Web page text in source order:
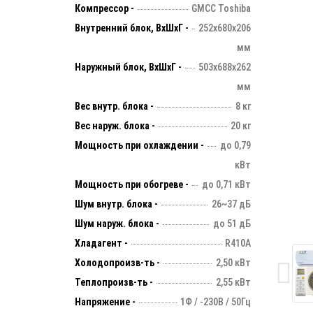
Компрессор -
GMCC Toshiba
Внутренний блок, ВхШхГ -
252х680х206
мм
Наружный блок, ВхШхГ -
503х688х262
мм
Вес внутр. блока -
8 кг
Вес наруж. блока -
20 кг
Мощность при охлаждении -
до 0,79
кВт
Мощность при обогреве -
до 0,71 кВт
Шум внутр. блока -
26~37 дБ
Шум наруж. блока -
до 51 дБ
Хладагент -
R410A
Холодопроизв-ть -
2,50 кВт
Теплопроизв-ть -
2,55 кВт
Напряжение -
1Ф / -230В / 50Гц